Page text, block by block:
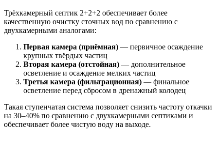
Трёхкамерный септик 2+2+2 обеспечивает более
качественную очистку сточных вод по сравнению с
двухкамерными аналогами:
Первая камера (приёмная) — первичное осаждение
крупных твёрдых частиц
Вторая камера (отстойная) — дополнительное
осветление и осаждение мелких частиц
Третья камера (фильтрационная) — финальное
осветление перед сбросом в дренажный колодец
Такая ступенчатая система позволяет снизить частоту откачки
на 30–40% по сравнению с двухкамерными септиками и
обеспечивает более чистую воду на выходе.